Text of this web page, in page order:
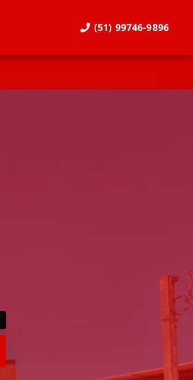
(51) 99746-9896